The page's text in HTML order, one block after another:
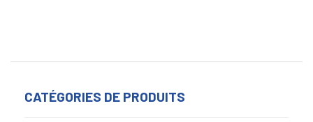
CATÉGORIES DE PRODUITS